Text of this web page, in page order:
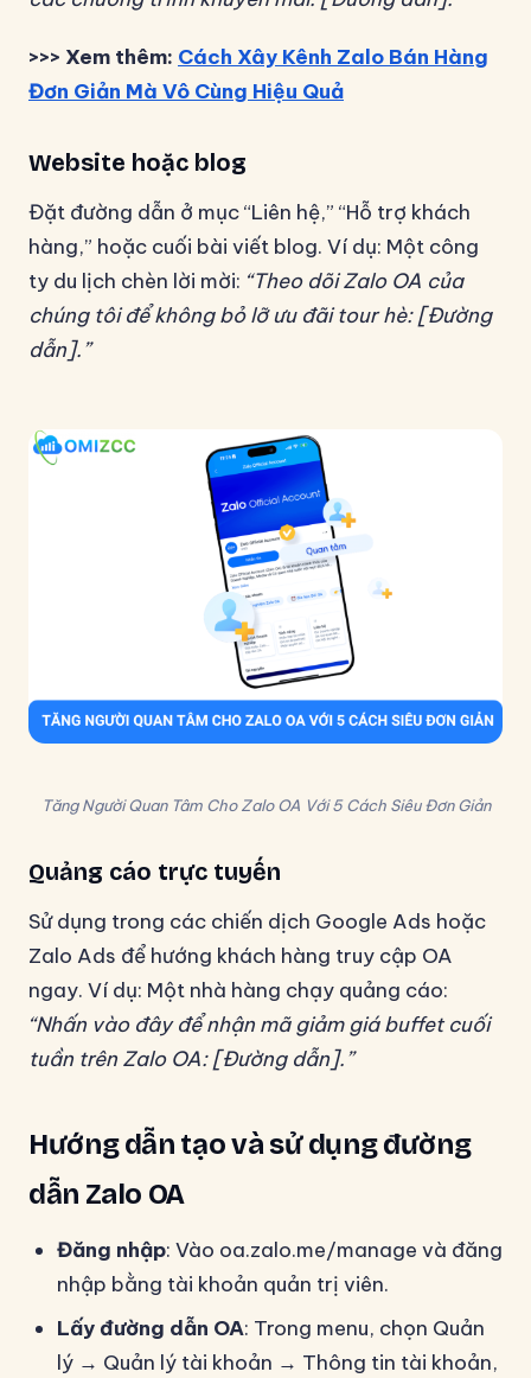
>>> Xem thêm: Cách Xây Kênh Zalo Bán Hàng
Đơn Giản Mà Vô Cùng Hiệu Quả
Website hoặc blog
Đặt đường dẫn ở mục “Liên hệ,” “Hỗ trợ khách
hàng,” hoặc cuối bài viết blog. Ví dụ: Một công
ty du lịch chèn lời mời: “Theo dõi Zalo OA của
chúng tôi để không bỏ lỡ ưu đãi tour hè: [Đường
dẫn].”
Tăng Người Quan Tâm Cho Zalo OA Với 5 Cách Siêu Đơn Giản
Quảng cáo trực tuyến
Sử dụng trong các chiến dịch Google Ads hoặc
Zalo Ads để hướng khách hàng truy cập OA
ngay. Ví dụ: Một nhà hàng chạy quảng cáo:
“Nhấn vào đây để nhận mã giảm giá buffet cuối
tuần trên Zalo OA: [Đường dẫn].”
Hướng dẫn tạo và sử dụng đường
dẫn Zalo OA
Đăng nhập: Vào oa.zalo.me/manage và đăng
nhập bằng tài khoản quản trị viên.
Lấy đường dẫn OA: Trong menu, chọn Quản
lý → Quản lý tài khoản → Thông tin tài khoản,